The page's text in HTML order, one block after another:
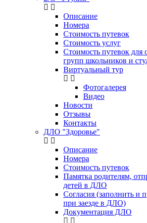
Описание
Номера
Стоимость путевок
Стоимость услуг
Стоимость путевок для
групп школьников и
Виртуальный тур
Фотогалерея
Видео
Новости
Отзывы
Контакты
ДЛО "Здоровье"
Описание
Номера
Стоимость путевок
Памятка родителям,
детей в ДЛО
Согласия (заполнить и
при заезде в ДЛО)
Документация ДЛО